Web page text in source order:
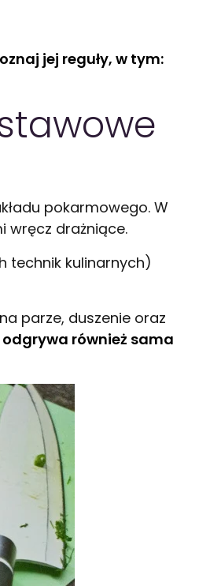
jej reguły, w tym:
pokarmowego. W
wręcz drażniące.
technik kulinarnych)
parze, duszenie oraz
odgrywa również sama